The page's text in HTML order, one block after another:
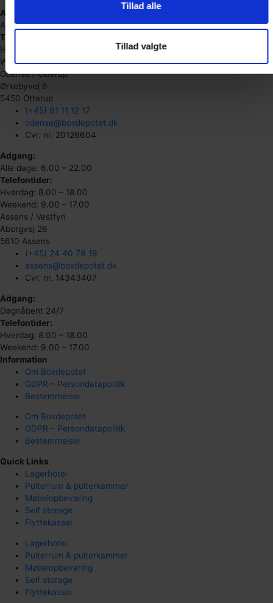
Tillad alle
Tillad valgte
Adgang:
Alle dage: 6.00 – 22.00
Telefontider:
Hverdag: 8.00 – 18.00
Weekend: 9.00 – 17.00
Odense / Otterup
Ørkebyvej 6
5450 Otterup
(+45) 61 11 12 17
odense@boxdepotet.dk
Cvr. nr. 20126604
Adgang:
Alle dage: 6.00 – 22.00
Telefontider:
Hverdag: 8.00 – 18.00
Weekend: 9.00 – 17.00
Assens / Vestfyn
Aborgvej 26
5610 Assens
(+45) 24 40 79 19
assens@boxdepotet.dk
Cvr. nr. 14343407
Adgang:
Døgnåbent 24/7
Telefontider:
Hverdag: 8.00 – 18.00
Weekend: 9.00 – 17.00
Information
Om Boxdepotet
GDPR – Persondatapolitik
Bestemmelser
Om Boxdepotet
GDPR – Persondatapolitik
Bestemmelser
Quick Links
Lagerhotel
Pulterrum & pulterkammer
Møbelopbevaring
Self storage
Flyttekasser
Lagerhotel
Pulterrum & pulterkammer
Møbelopbevaring
Self storage
Flyttekasser